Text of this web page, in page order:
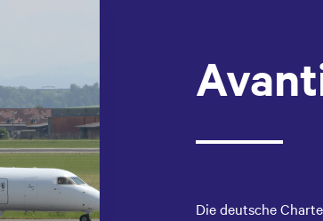
Die deutsche